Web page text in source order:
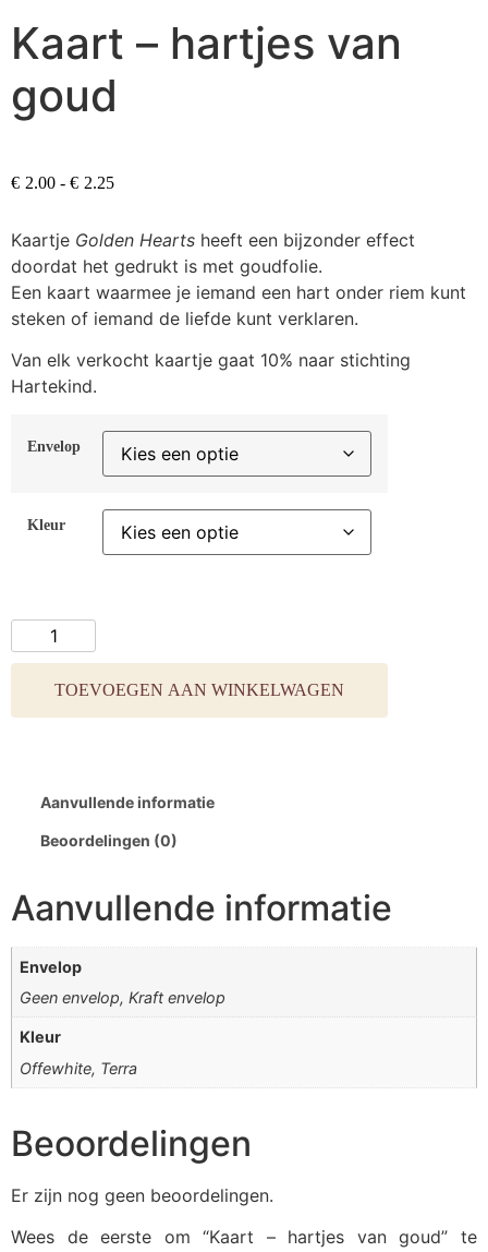
Kaart – hartjes van
goud
€ 2.00 - € 2.25
Kaartje Golden Hearts heeft een bijzonder effect
doordat het gedrukt is met goudfolie.
Een kaart waarmee je iemand een hart onder riem kunt
steken of iemand de liefde kunt verklaren.
Van elk verkocht kaartje gaat 10% naar stichting
Hartekind.
Envelop
Kleur
TOEVOEGEN AAN WINKELWAGEN
Aanvullende informatie
Beoordelingen (0)
Aanvullende informatie
Envelop
Geen envelop, Kraft envelop
Kleur
Offewhite, Terra
Beoordelingen
Er zijn nog geen beoordelingen.
Wees de eerste om “Kaart – hartjes van goud” te